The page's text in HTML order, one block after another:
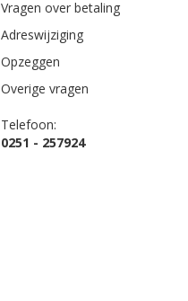
Vragen over betaling
Adreswijziging
Opzeggen
Overige vragen
Telefoon:
0251 - 257924